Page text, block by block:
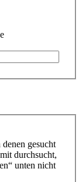
gesucht
durchsucht,
unten nicht